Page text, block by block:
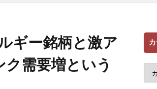
ギー銘柄と激ア
需要増という